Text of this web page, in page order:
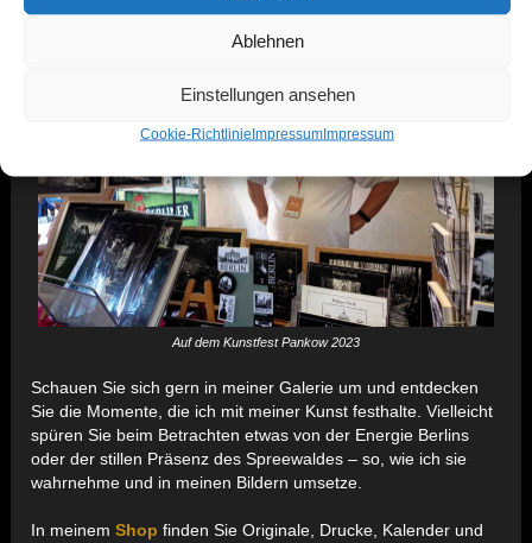
Ablehnen
Einstellungen ansehen
Cookie-RichtlinieImpressumImpressum
Auf dem Kunstfest Pankow 2023
Schauen Sie sich gern in meiner Galerie um und entdecken
Sie die Momente, die ich mit meiner Kunst festhalte. Vielleicht
spüren Sie beim Betrachten etwas von der Energie Berlins
oder der stillen Präsenz des Spreewaldes – so, wie ich sie
wahrnehme und in meinen Bildern umsetze.
In meinemShop finden Sie Originale, Drucke, Kalender und